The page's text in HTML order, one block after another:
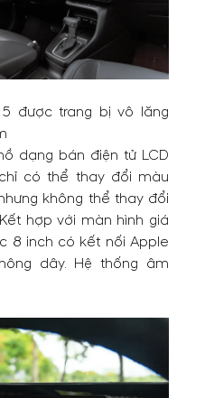
được trang bị vô lăng
dạng bán điện tử LCD
có thể thay đổi màu
không thể thay đổi
hợp với màn hình giá
8 inch có kết nối Apple
dây. Hệ thống âm